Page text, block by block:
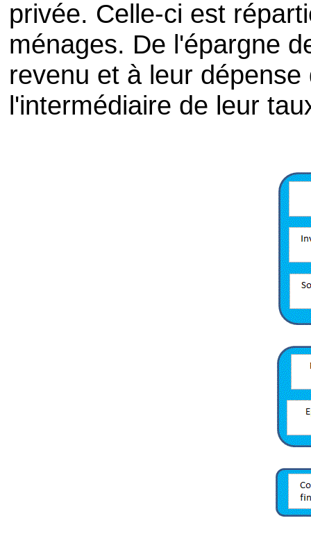
privée. Celle-ci est
ménages. De l'épargne
revenu et à leur
l'intermédiaire de leur